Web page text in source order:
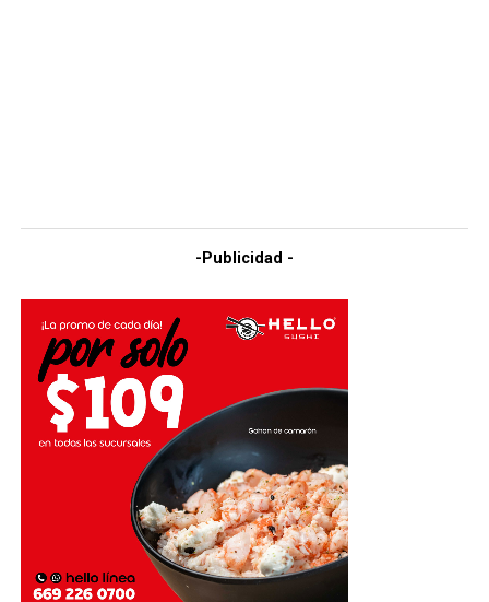
-Publicidad -